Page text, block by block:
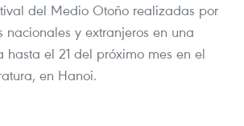
del Medio Otoño realizadas por
nacionales y extranjeros en una
hasta el 21 del próximo mes en el
en Hanoi.